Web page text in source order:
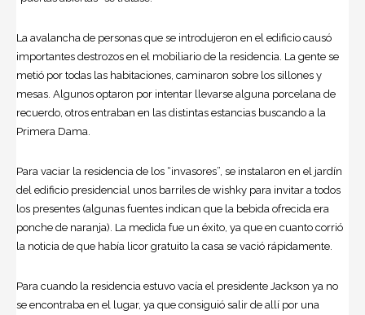
La avalancha de personas que se introdujeron en el edificio causó
importantes destrozos en el mobiliario de la residencia. La gente se
metió por todas las habitaciones, caminaron sobre los sillones y
mesas. Algunos optaron por intentar llevarse alguna porcelana de
recuerdo, otros entraban en las distintas estancias buscando a la
Primera Dama.
Para vaciar la residencia de los “invasores”, se instalaron en el jardín
del edificio presidencial unos barriles de wishky para invitar a todos
los presentes (algunas fuentes indican que la bebida ofrecida era
ponche de naranja). La medida fue un éxito, ya que en cuanto corrió
la noticia de que había licor gratuito la casa se vació rápidamente.
Para cuando la residencia estuvo vacía el presidente Jackson ya no
se encontraba en el lugar, ya que consiguió salir de allí por una